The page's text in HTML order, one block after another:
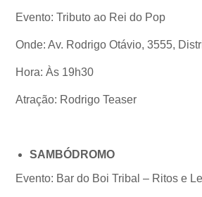
Evento: Tributo ao Rei do Pop
Onde: Av. Rodrigo Otávio, 3555,
Hora: Às 19h30
Atração: Rodrigo Teaser
SAMBÓDROMO
Evento: Bar do Boi Tribal – Ritos e